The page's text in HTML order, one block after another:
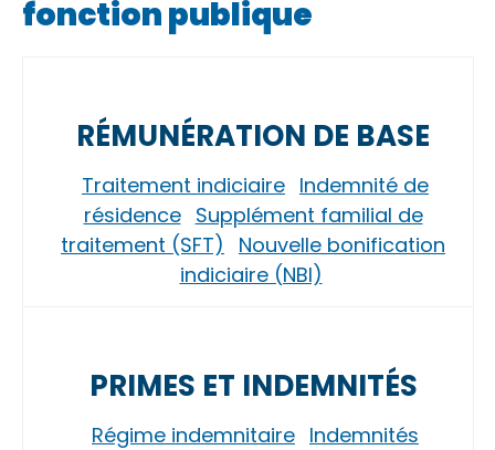
fonction publique
RÉMUNÉRATION DE BASE
Traitement indiciaire Indemnité de
résidence Supplément familial de
traitement (SFT)
Nouvelle bonification
indiciaire (NBI)
PRIMES ET INDEMNITÉS
Régime indemnitaire Indemnités